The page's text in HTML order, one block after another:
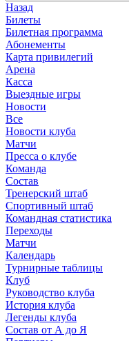
Назад
Билеты
Билетная программа
Абонементы
Карта привилегий
Арена
Касса
Выездные игры
Новости
Все
Новости клуба
Матчи
Пресса о клубе
Команда
Состав
Тренерский штаб
Спортивный штаб
Командная статистика
Переходы
Матчи
Календарь
Турнирные таблицы
Клуб
Руководство клуба
История клуба
Легенды клуба
Состав от А до Я